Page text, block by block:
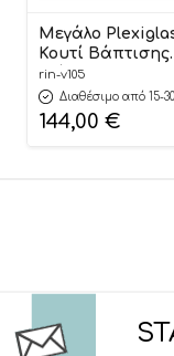
Μεγάλο
Κουτί Βάπτισης
Διάφανο
| Β105 Riniotis
rin-v105
Διαθέσιμο από 15-
144,00 €